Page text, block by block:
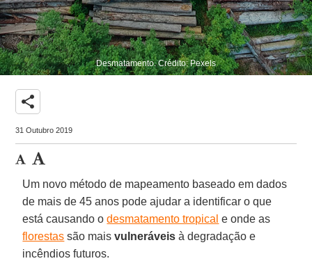
Desmatamento. Crédito: Pexels
share
31 Outubro 2019
Um novo método de mapeamento baseado em dados
de mais de 45 anos pode ajudar a identificar o que
está causando odesmatamento tropical e onde as
florestas são maisvulneráveis à degradação e
incêndios futuros.